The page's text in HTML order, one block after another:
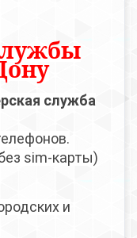
служба
sim-карты)
и